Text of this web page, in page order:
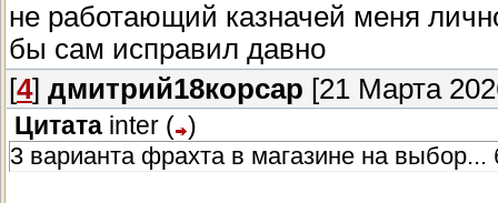
не работающий казначей меня
бы сам исправил давно
[4] дмитрий18корсар [21 Марта
Цитата inter ( )
3 варианта фрахта в магазине на выбор...